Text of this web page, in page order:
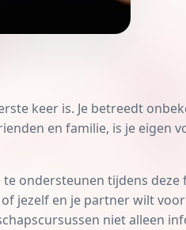
keer is. Je betreedt
en familie, is je eigen
ondersteunen tijdens deze
jezelf en je partner wilt
niet alleen